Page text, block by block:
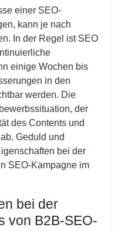
einer SEO-
kann je nach
In der Regel ist SEO
einige Wochen bis
in den
werden. Die
der
des Contents und
Geduld und
bei der
SEO-Kampagne im
bei der
von B2B-SEO-